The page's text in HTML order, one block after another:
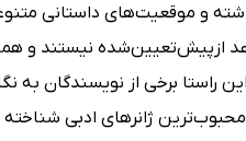
داشته و موقعیت‌های داستانی
ازپیش‌تعیین‌شده نیستند
راستا برخی از نویسندگان به
ژانرهای ادبی